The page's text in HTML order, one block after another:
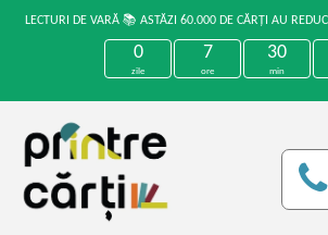
LECTURI DE VARĂ 📚 ASTĂZI 60.000 DE CĂRȚI AU
0
zile
7
ore
30
min